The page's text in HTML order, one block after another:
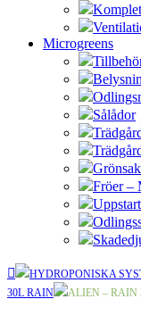
Microgreens
Sålådor
Fröer –
HYDROPONISKA
30L RAIN
ALIEN – RAIN